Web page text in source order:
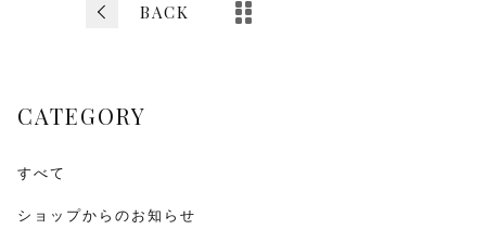
BACK
CATEGORY
すべて
ショップからのお知らせ